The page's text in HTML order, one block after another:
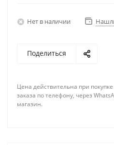
Нет в наличии
Поделиться
Цена действительна при
заказа по телефону, через
магазин.